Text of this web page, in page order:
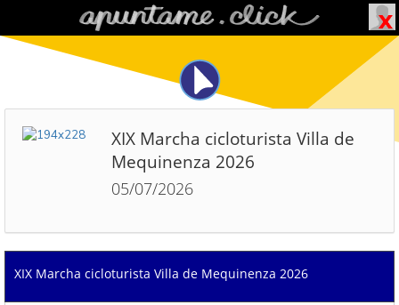
XIX Marcha cicloturista Villa de
Mequinenza 2026
05/07/2026
XIX Marcha cicloturista Villa de Mequinenza 2026